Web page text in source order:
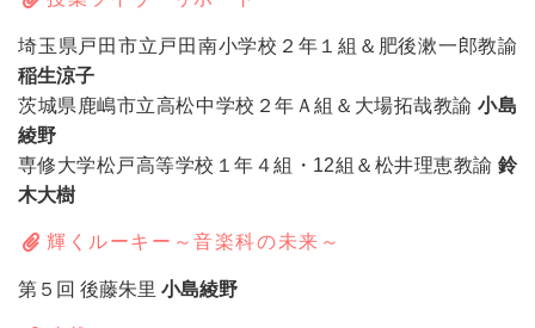
埼玉県戸田市立戸田南小学校２年１組＆肥後漱一郎教諭
稲生涼子
茨城県鹿嶋市立高松中学校２年Ａ組＆大場拓哉教諭小島
綾野
専修大学松戸高等学校１年４組・12組＆松井理恵教諭 鈴
木大樹
輝くルーキー～音楽科の未来～
第５回 後藤朱里 小島綾野